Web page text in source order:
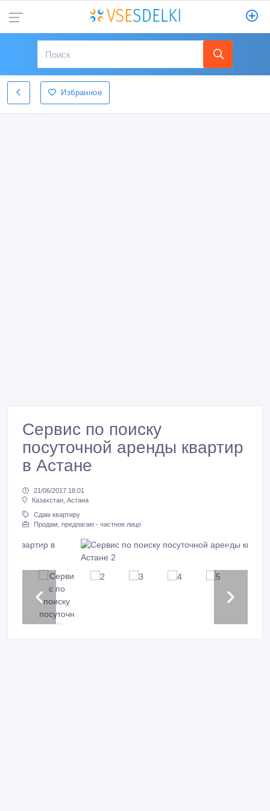
Избранное
Сервис по поиску
посуточной аренды квартир
в Астане
21/06/2017 18:01
Казахстан, Астана
Сдам квартиру
Продам, предлагаю - частное лицо